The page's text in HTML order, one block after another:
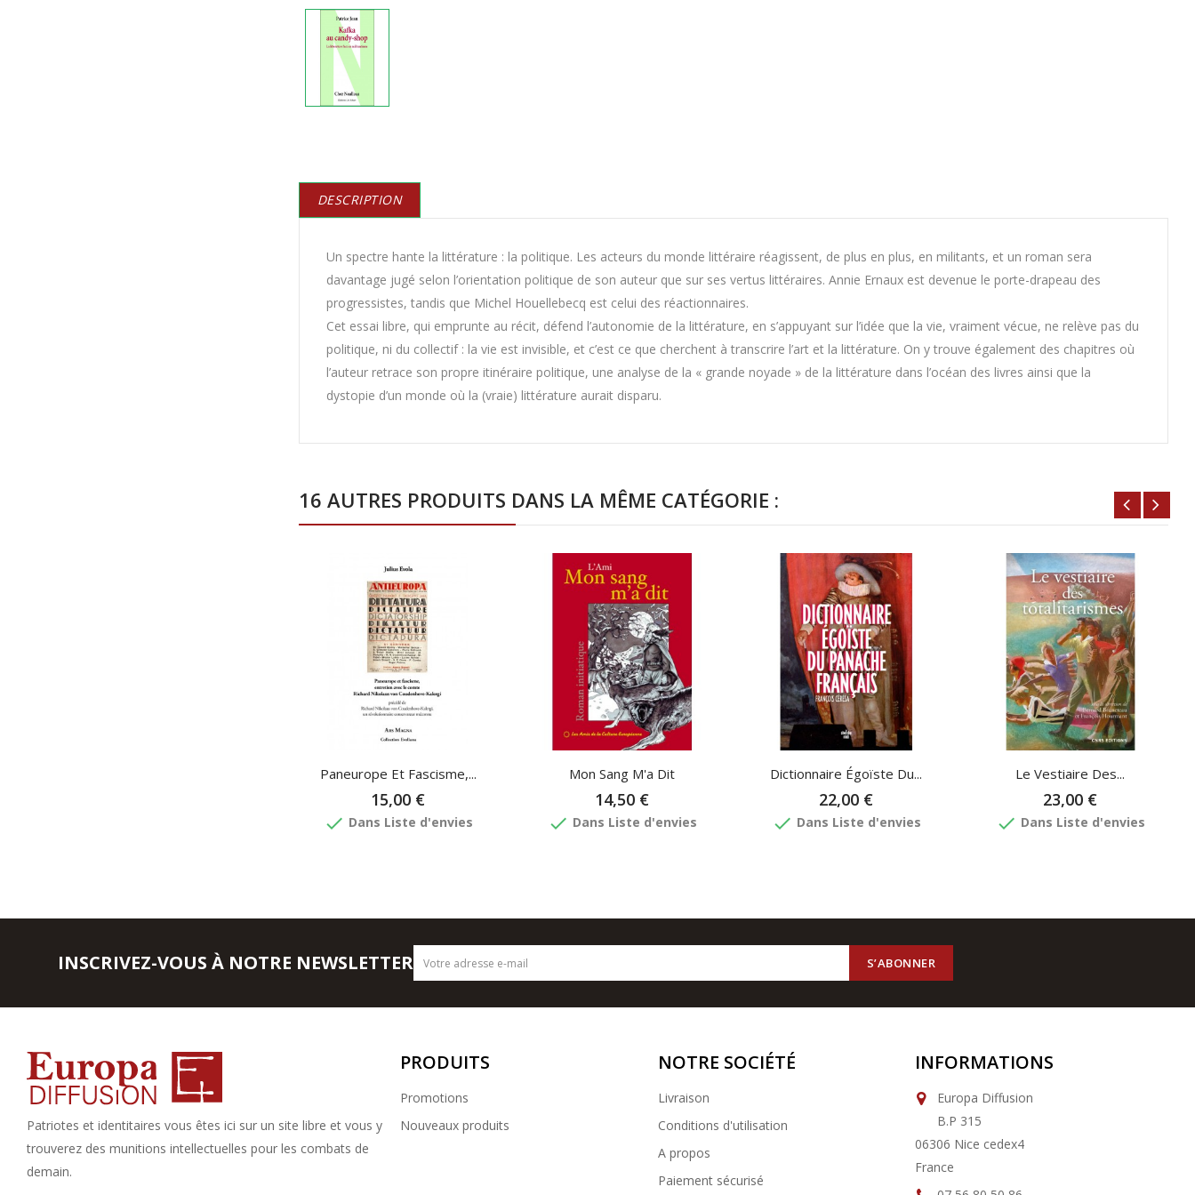
DESCRIPTION
Un spectre hante la littérature : la politique. Les acteurs du monde littéraire réagissent, de plus en plus, en militants, et un roman sera
davantage jugé selon l’orientation politique de son auteur que sur ses vertus littéraires. Annie Ernaux est devenue le porte-drapeau des
progressistes, tandis que Michel Houellebecq est celui des réactionnaires.
Cet essai libre, qui emprunte au récit, défend l’autonomie de la littérature, en s’appuyant sur l’idée que la vie, vraiment vécue, ne relève pas du
politique, ni du collectif : la vie est invisible, et c’est ce que cherchent à transcrire l’art et la littérature. On y trouve également des chapitres où
l’auteur retrace son propre itinéraire politique, une analyse de la « grande noyade » de la littérature dans l’océan des livres ainsi que la
dystopie d’un monde où la (vraie) littérature aurait disparu.
16 AUTRES PRODUITS DANS LA MÊME CATÉGORIE :
Paneurope Et Fascisme,...
15,00 €
done Dans Liste d'envies
Mon Sang M'a Dit
14,50 €
done Dans Liste d'envies
Dictionnaire Égoïste Du...
22,00 €
done Dans Liste d'envies
Le Vestiaire Des...
23,00 €
done Dans Liste d'envies
INSCRIVEZ-VOUS À NOTRE NEWSLETTER
Patriotes et identitaires vous êtes ici sur un site libre et vous y
trouverez des munitions intellectuelles pour les combats de
demain.
PRODUITS
Promotions
Nouveaux produits
NOTRE SOCIÉTÉ
Livraison
Conditions d'utilisation
A propos
Paiement sécurisé
INFORMATIONS
Europa Diffusion
B.P 315
06306 Nice cedex4
France